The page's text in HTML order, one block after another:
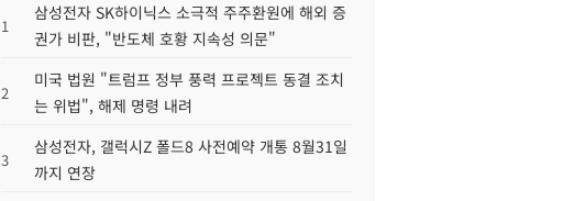
1
삼성전자 SK하이닉스 소극적 주주환원에 해외 증
권가 비판, "반도체 호황 지속성 의문"
2
미국 법원 "트럼프 정부 풍력 프로젝트 동결 조치
는 위법", 해제 명령 내려
3
삼성전자, 갤럭시Z 폴드8 사전예약 개통 8월31일
까지 연장